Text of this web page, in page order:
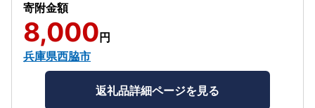
寄附金額
8,000 円
兵庫県西脇市
返礼品詳細ページを見る